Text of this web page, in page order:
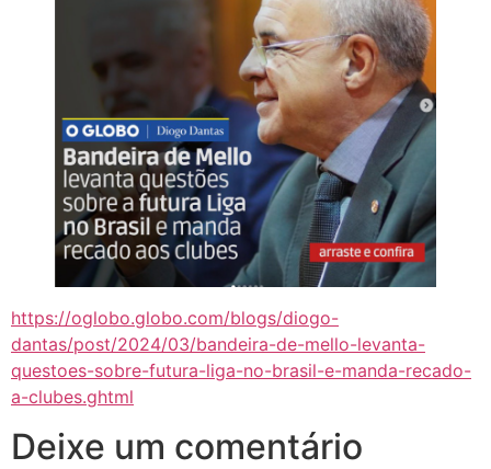
https://oglobo.globo.com/blogs/diogo-
dantas/post/2024/03/bandeira-de-mello-levanta-
questoes-sobre-futura-liga-no-brasil-e-manda-recado-
a-clubes.ghtml
Deixe um comentário